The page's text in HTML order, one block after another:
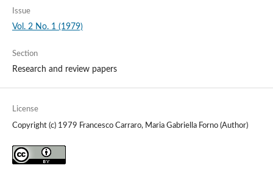
Issue
Vol. 2 No. 1 (1979)
Section
Research and review papers
License
Copyright (c) 1979 Francesco Carraro, Maria Gabriella Forno (Author)